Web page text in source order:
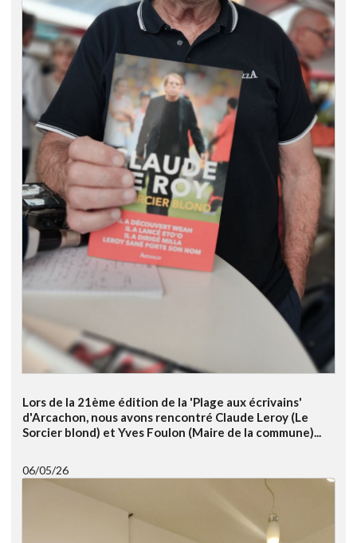
Lors de la 21ème édition de la 'Plage aux écrivains'
d'Arcachon, nous avons rencontré Claude Leroy (Le
Sorcier blond) et Yves Foulon (Maire de la commune)...
06/05/26